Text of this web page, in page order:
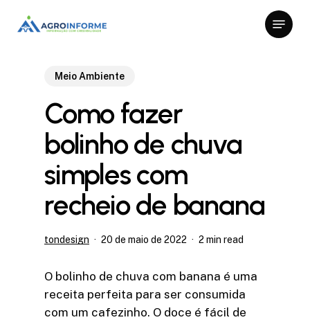
Menu
Meio Ambiente
Como fazer
bolinho de chuva
simples com
recheio de banana
tondesign 20 de maio de 2022 2 min read
O bolinho de chuva com banana é uma
receita perfeita para ser consumida
com um cafezinho. O doce é fácil de